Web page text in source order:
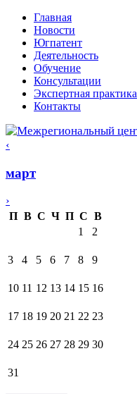
Главная
Новости
Югпатент
Деятельность
Обучение
Консультации
Экспертная практика
Контакты
‹
март
›
П В С Ч П С В
1
2
3 4 5 6 7 8 9
10 11 12 13 14 15 16
17 18 19 20 21 22 23
24 25 26 27 28 29 30
31